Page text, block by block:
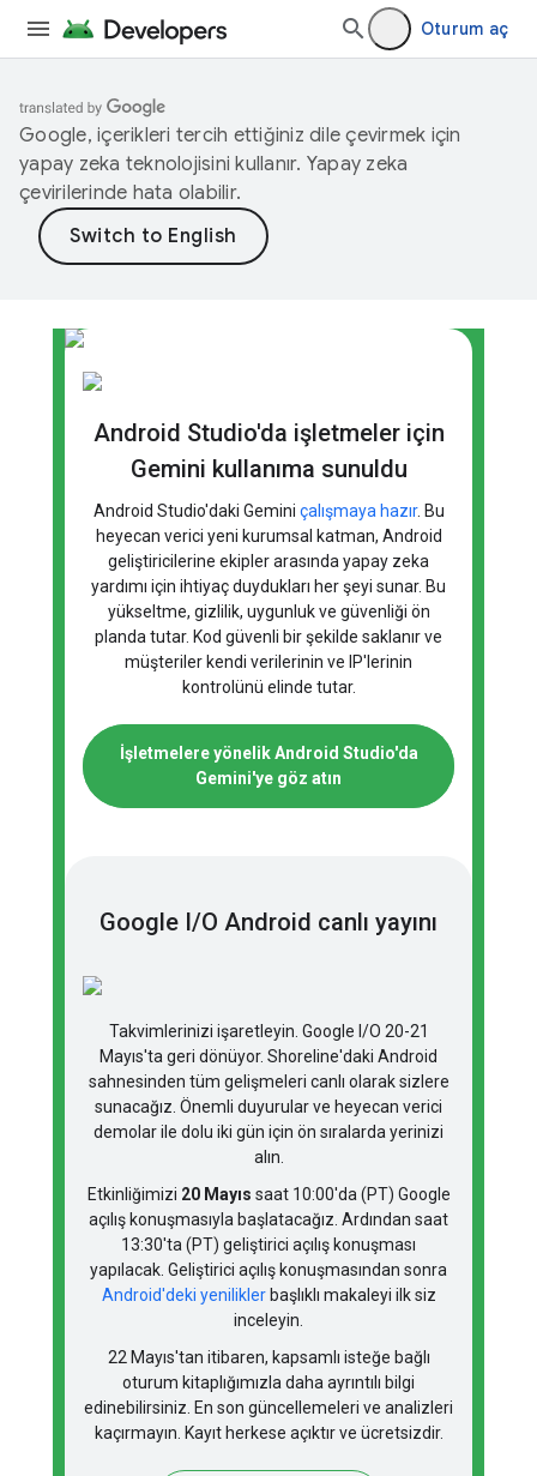
Oturum aç
Google, içerikleri tercih ettiğiniz dile çevirmek için
yapay zeka teknolojisini kullanır. Yapay zeka
çevirilerinde hata olabilir.